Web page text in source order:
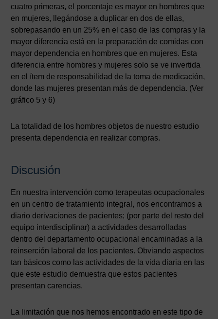
cuatro primeras, el porcentaje es mayor en hombres que
en mujeres, llegándose a duplicar en dos de ellas,
sobrepasando en un 25% en el caso de las compras y la
mayor diferencia está en la preparación de comidas con
mayor dependencia en hombres que en mujeres. Esta
diferencia entre hombres y mujeres solo se ve invertida
en el ítem de responsabilidad de la toma de medicación,
donde las mujeres presentan más de dependencia. (Ver
gráfico 5 y 6)
La totalidad de los hombres objetos de nuestro estudio
presenta dependencia en realizar compras.
Discusión
En nuestra intervención como terapeutas ocupacionales
en un centro de tratamiento integral, nos encontramos a
diario derivaciones de pacientes; (por parte del resto del
equipo interdisciplinar) a actividades desarrolladas
dentro del departamento ocupacional encaminadas a la
reinserción laboral de los pacientes. Obviando aspectos
tan básicos como las actividades de la vida diaria en las
que este estudio demuestra que estos pacientes
presentan carencias.
La limitación que nos hemos encontrado en este tipo de